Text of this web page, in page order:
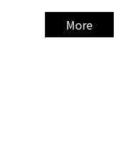
More